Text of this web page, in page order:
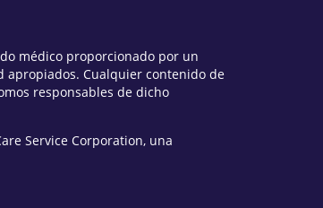
médico proporcionado por un
apropiados. Cualquier contenido de
responsables de dicho
Service Corporation, una